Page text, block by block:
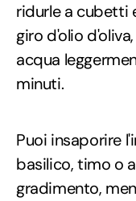
ridurle a cubetti
giro d'olio
acqua
minuti.
Puoi insaporire
basilico, timo o
gradimento,